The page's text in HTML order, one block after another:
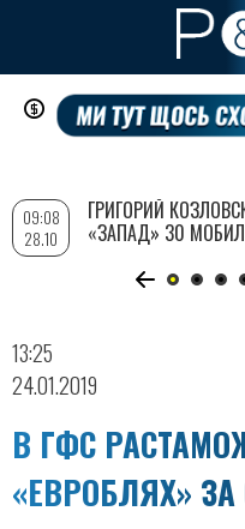
Перейти
содержанию
13:25
24.01.2019
В ГФС
«ЕВРОБЛЯХ» ЗА
09:08
28.10
ГРИГОРИЙ
«ЗАПАД» 30